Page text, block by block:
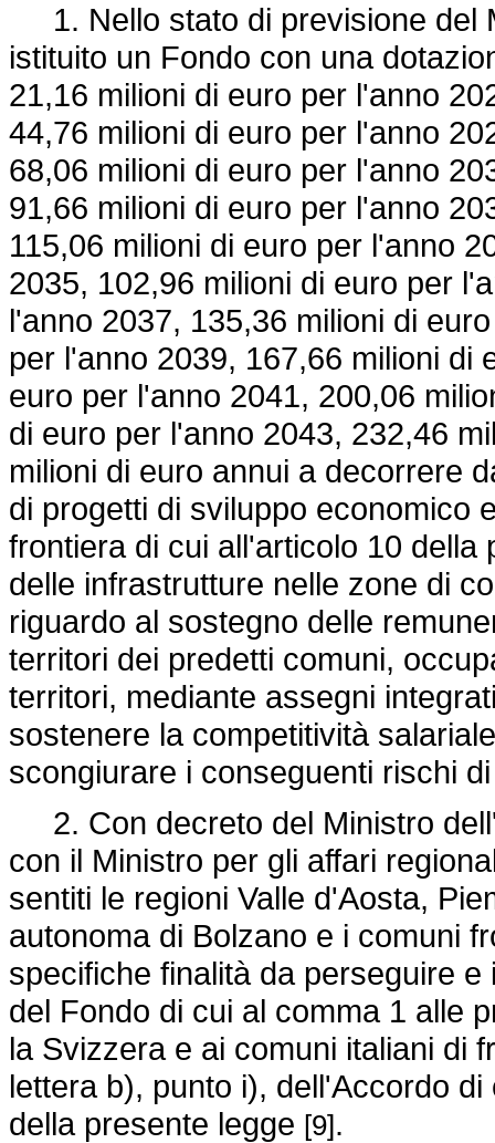
1. Nello stato di previsione del
istituito un Fondo con una
21,16 milioni di euro per l'anno
44,76 milioni di euro per l'anno
68,06 milioni di euro per l'anno
91,66 milioni di euro per l'anno
115,06 milioni di euro per l'anno
2035, 102,96 milioni di euro per
l'anno 2037, 135,36 milioni di
per l'anno 2039, 167,66 milioni di
euro per l'anno 2041, 200,06
di euro per l'anno 2043, 232,46
milioni di euro annui a decorrere
di progetti di sviluppo economico
frontiera di cui all'articolo 10
delle infrastrutture nelle zone di
riguardo al sostegno delle
territori dei predetti comuni,
territori, mediante assegni
sostenere la competitività
scongiurare i conseguenti rischi
2. Con decreto del Ministro
con il Ministro per gli affari
sentiti le regioni Valle d'Aosta,
autonoma di Bolzano e i comuni
specifiche finalità da perseguire
del Fondo di cui al comma 1 alle
la Svizzera e ai comuni italiani di
lettera b), punto i), dell'Accordo
della presente legge [9].